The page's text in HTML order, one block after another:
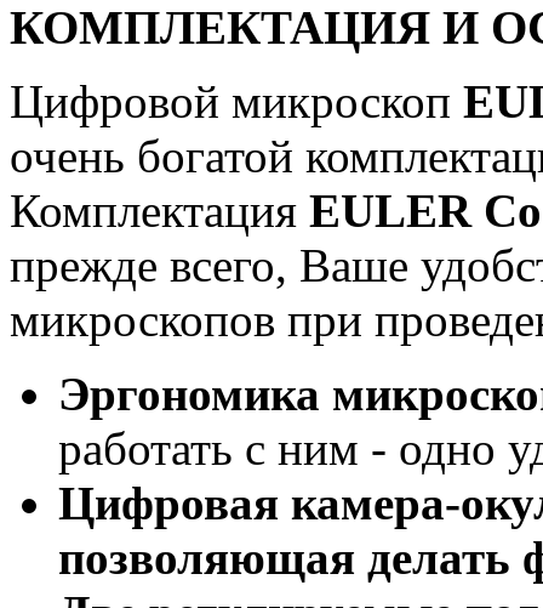
КОМПЛЕКТАЦИЯ И
Цифровой микроскоп
очень богатой
Комплектация EULER
прежде всего, Ваше
микроскопов при
Эргономика
работать с ним - одно
Цифровая камера-
позволяющая делать